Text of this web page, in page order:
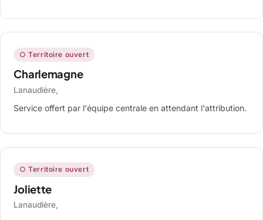
○ Territoire ouvert
Charlemagne
Lanaudière,
Service offert par l'équipe centrale en attendant l'attribution.
○ Territoire ouvert
Joliette
Lanaudière,